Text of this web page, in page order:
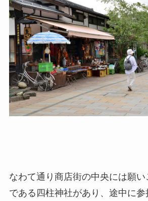
なわて通り商店街の中央には願
である四柱神社があり、途中に参